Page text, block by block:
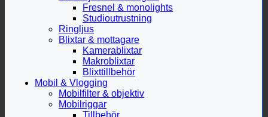
Fresnel & monolights
Studioutrustning
Ringljus
Blixtar & mottagare
Kamerablixtar
Makroblixtar
Blixttillbehör
Mobil & Vlogging
Mobilfilter & objektiv
Mobilriggar
Tillbehör